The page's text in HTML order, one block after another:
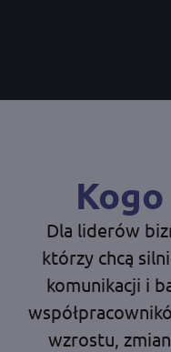
Dla liderów
którzy chcą
komunikacji i
wzrostu,